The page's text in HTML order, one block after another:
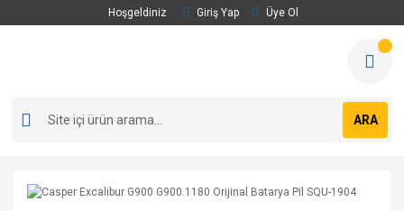
Hoşgeldiniz Giriş Yap Üye Ol
ARA